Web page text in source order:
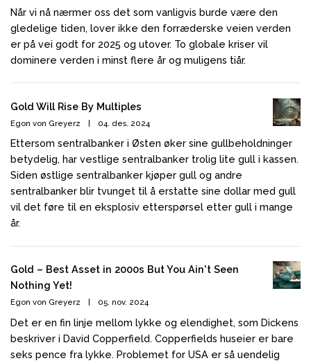
Når vi nå nærmer oss det som vanligvis burde være den
gledelige tiden, lover ikke den forræderske veien verden
er på vei godt for 2025 og utover. To globale kriser vil
dominere verden i minst flere år og muligens tiår.
Gold Will Rise By Multiples
Egon von Greyerz 04. des. 2024
Ettersom sentralbanker i Østen øker sine gullbeholdninger
betydelig, har vestlige sentralbanker trolig lite gull i kassen.
Siden østlige sentralbanker kjøper gull og andre
sentralbanker blir tvunget til å erstatte sine dollar med gull
vil det føre til en eksplosiv etterspørsel etter gull i mange
år.
Gold – Best Asset in 2000s But You Ain't Seen
Nothing Yet!
Egon von Greyerz 05. nov. 2024
Det er en fin linje mellom lykke og elendighet, som Dickens
beskriver i David Copperfield. Copperfields huseier er bare
seks pence fra lykke. Problemet for USA er så uendelig